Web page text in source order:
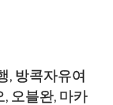
, 방콕자유여
, 오블완, 마카